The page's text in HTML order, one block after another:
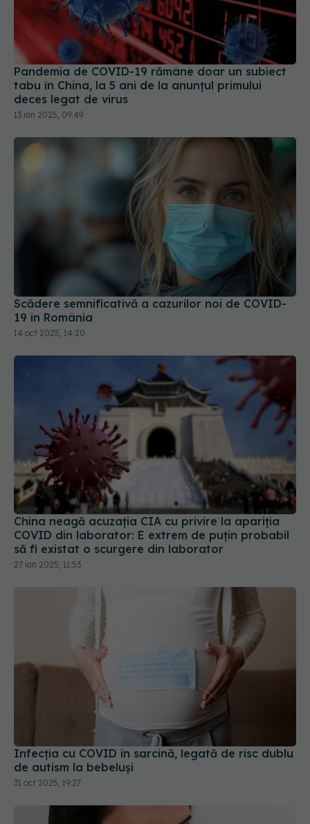
Pandemia de COVID-19 rămâne doar un subiect
tabu în China, la 5 ani de la anunțul primului
deces legat de virus
13 ian 2025, 09:49
Scădere semnificativă a cazurilor noi de COVID-
19 în România
14 oct 2025, 14:20
China neagă acuzația CIA cu privire la apariția
COVID din laborator: E extrem de puţin probabil
să fi existat o scurgere din laborator
27 ian 2025, 11:53
Infecția cu COVID în sarcină, legată de risc dublu
de autism la bebeluși
31 oct 2025, 19:27